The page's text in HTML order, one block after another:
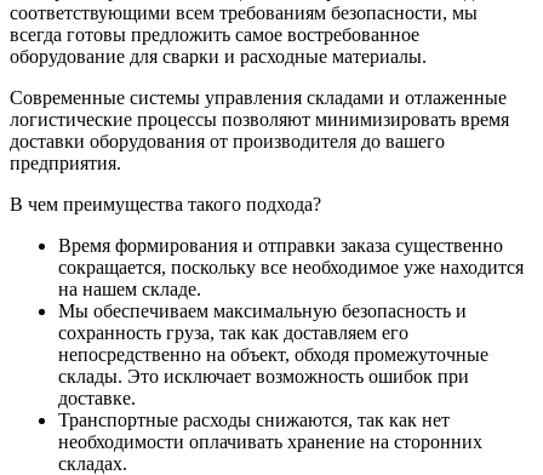
соответствующими всем требованиям безопасности, мы
всегда готовы предложить самое востребованное
оборудование для сварки и расходные материалы.
Современные системы управления складами и отлаженные
логистические процессы позволяют минимизировать время
доставки оборудования от производителя до вашего
предприятия.
В чем преимущества такого подхода?
Время формирования и отправки заказа существенно
сокращается, поскольку все необходимое уже находится
на нашем складе.
Мы обеспечиваем максимальную безопасность и
сохранность груза, так как доставляем его
непосредственно на объект, обходя промежуточные
склады. Это исключает возможность ошибок при
доставке.
Транспортные расходы снижаются, так как нет
необходимости оплачивать хранение на сторонних
складах.